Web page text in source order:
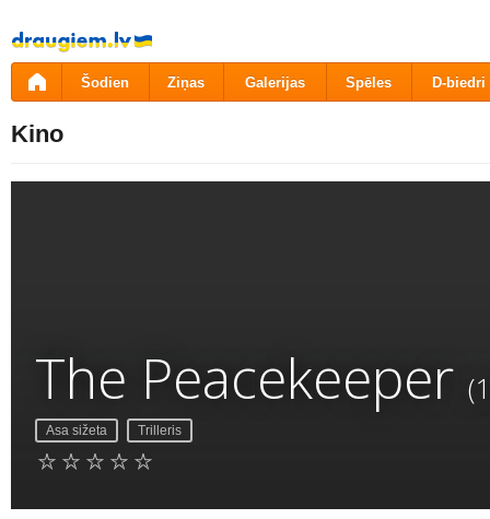
Pāriet
uz
saturu
Šodien Ziņas Galerijas Spēles D-biedri
Kino
The Peacekeeper
Asa sižeta Trilleris